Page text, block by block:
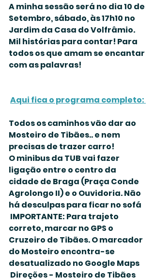
A minha sessão será no dia 10 de
Setembro, sábado, às 17h10 no
Jardim da Casa do Volfrâmio.
Mil histórias para contar! Para
todos os que amam se encantar
com as palavras!
Aqui fica o programa completo:
Todos os caminhos vão dar ao
Mosteiro de Tibães.. e nem
precisas de trazer carro!
O minibus da TUB vai fazer
ligação entre o centro da
cidade de Braga (Praça Conde
Agrolongo II) e o Ouvidoria. Não
há desculpas para ficar no sofá
correto, marcar no GPS o
Cruzeiro de Tibães. O marcador
do Mosteiro encontra-se
desatualizado no Google Maps